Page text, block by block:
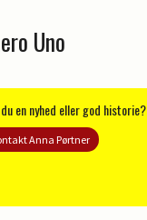
Uno
en nyhed eller god historie?
Anna Pørtner